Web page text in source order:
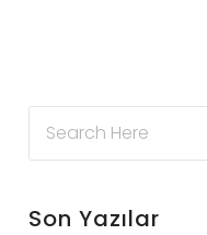
Son Yazılar